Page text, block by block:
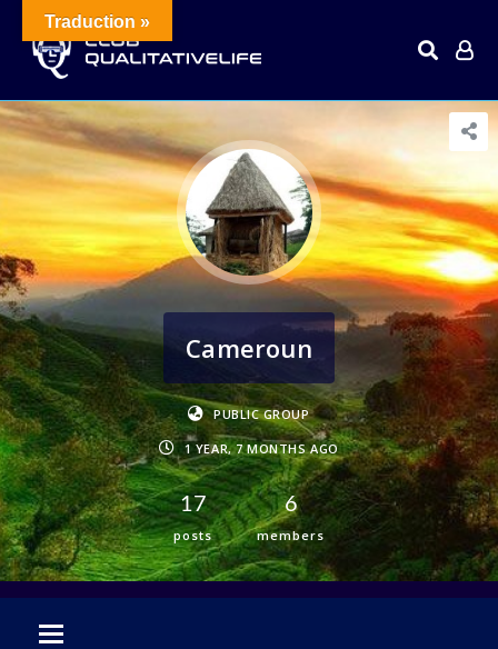
Cameroun
PUBLIC GROUP
1 YEAR, 7 MONTHS AGO
17
posts
6
members
Traduction »